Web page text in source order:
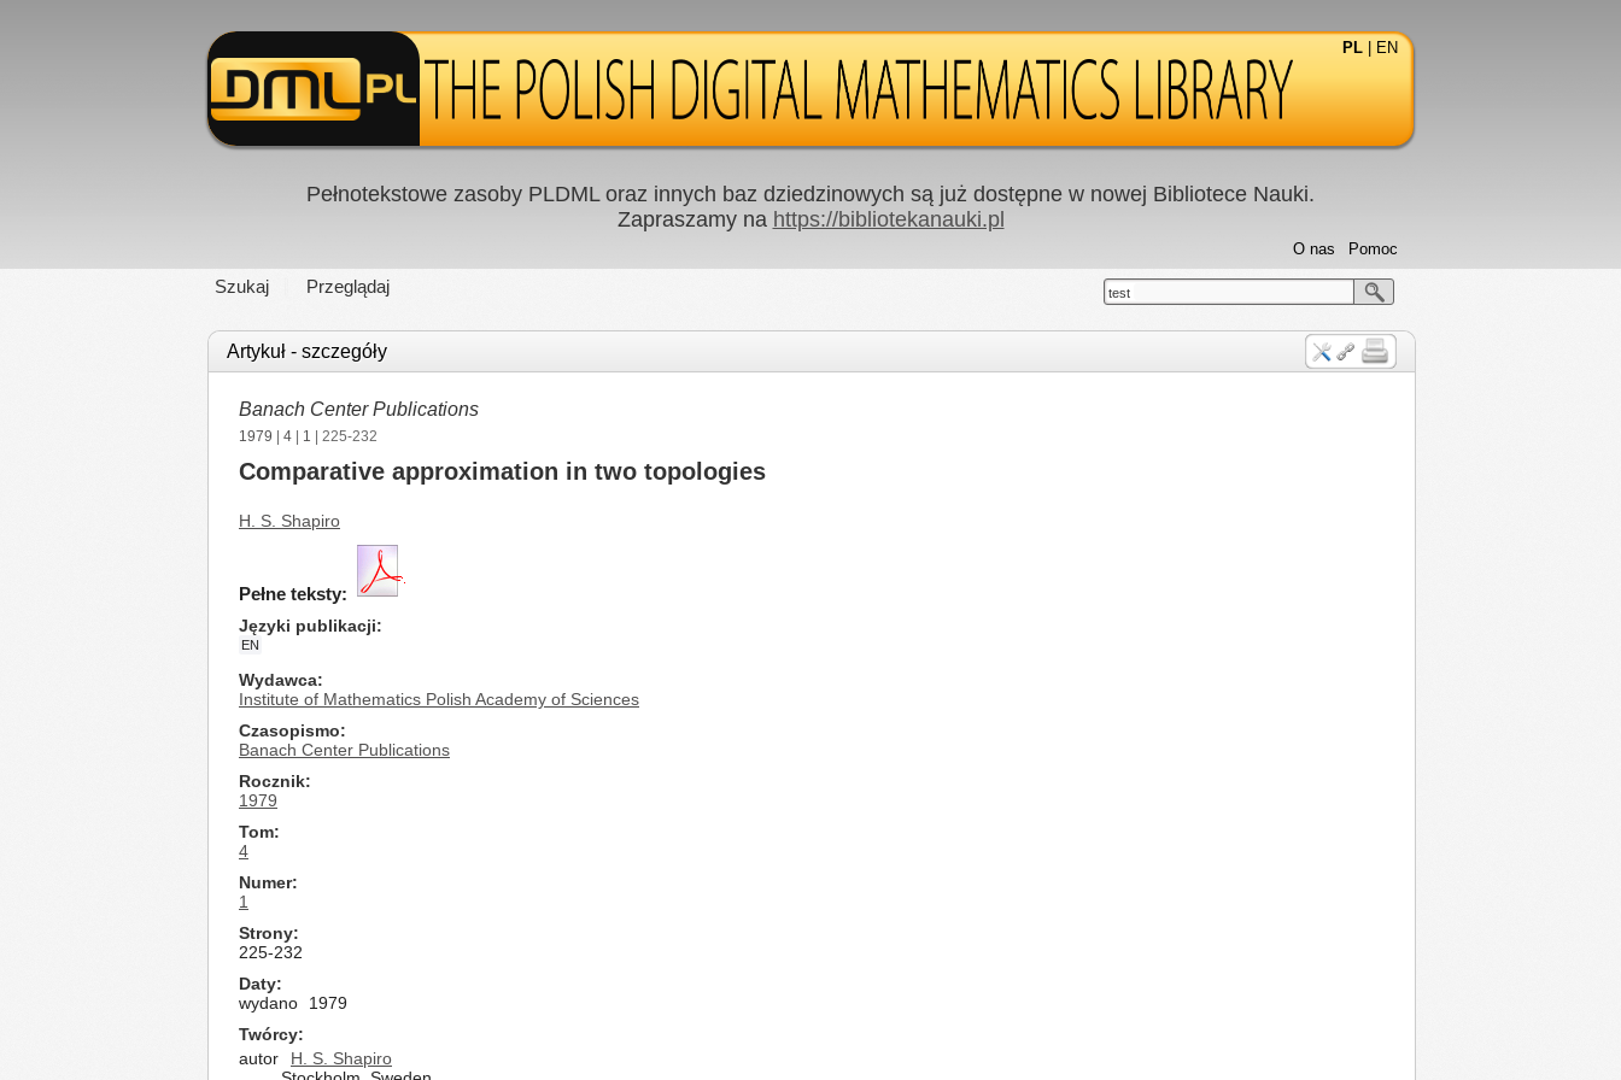
PL EN
Pełnotekstowe zasoby PLDML oraz innych baz dziedzinowych są już dostępne w nowej Bibliotece Nauki.
Zapraszamy na https://bibliotekanauki.pl
Szukaj Przeglądaj
Pomoc
O nas
test
Artykuł - szczegóły
Banach Center Publications
1979 4 1 | 225-232
Comparative approximation in two topologies
H. S. Shapiro
Pełne teksty:
Języki publikacji
EN
Wydawca
Institute of Mathematics Polish Academy of Sciences
Czasopismo
Banach Center Publications
Rocznik
1979
Tom
4
Numer
1
Strony
225-232
Daty
wydano
1979
Twórcy
autor
H. S. Shapiro